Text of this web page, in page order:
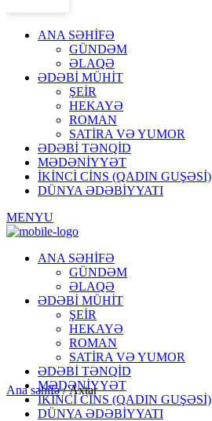
ANA SƏHİFƏ
GÜNDƏM
ƏLAQƏ
ƏDƏBİ MÜHİT
ŞEİR
HEKAYƏ
ROMAN
SATİRA VƏ YUMOR
ƏDƏBİ TƏNQİD
MƏDƏNİYYƏT
İKİNCİ CİNS (QADIN GUŞƏSİ)
DÜNYA ƏDƏBİYYATI
MENYU
ANA SƏHİFƏ
GÜNDƏM
ƏLAQƏ
ƏDƏBİ MÜHİT
ŞEİR
HEKAYƏ
ROMAN
SATİRA VƏ YUMOR
ƏDƏBİ TƏNQİD
MƏDƏNİYYƏT
İKİNCİ CİNS (QADIN GUŞƏSİ)
DÜNYA ƏDƏBİYYATI
Ana səhifə/Axtar